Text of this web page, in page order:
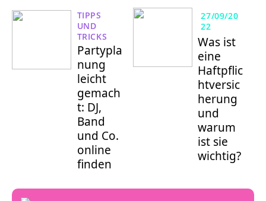
TIPPS
UND
TRICKS
Partypla
nung
leicht
gemach
t: DJ,
Band
und Co.
online
finden
27/09/20
22
Was ist
eine
Haftpflic
htversic
herung
und
warum
ist sie
wichtig?